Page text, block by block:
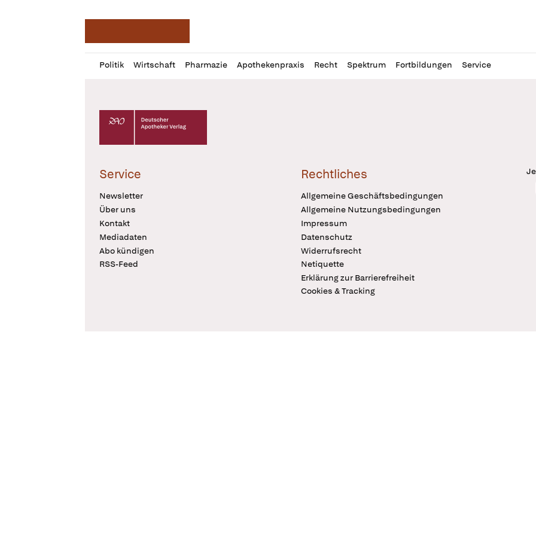
Politik Wirtschaft Pharmazie Apothekenpraxis Recht Spektrum Fortbildungen Service
Profil
öffnen
Daz
Pur
Deutscher Apotheker Verlag Logo
Service
Newsletter
Über uns
Kontakt
Mediadaten
Abo kündigen
RSS-Feed
Rechtliches
Allgemeine Geschäftsbedingungen
Allgemeine Nutzungsbedingungen
Impressum
Datenschutz
Widerrufsrecht
Netiquette
Erklärung zur Barrierefreiheit
Cookies & Tracking